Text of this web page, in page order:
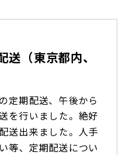
（東京都内、
定期配送、午後から
を行いました。絶好
送出来ました。 人手
等、定期配送につい